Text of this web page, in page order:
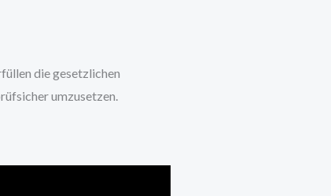
die gesetzlichen
umzusetzen.